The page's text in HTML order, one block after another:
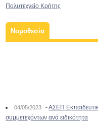
Πολυτεχνείο Κρήτης
Νομοθεσία
04/05/2023 -ΑΣΕΠ
συμμετεχόντων ανά ειδικότητα